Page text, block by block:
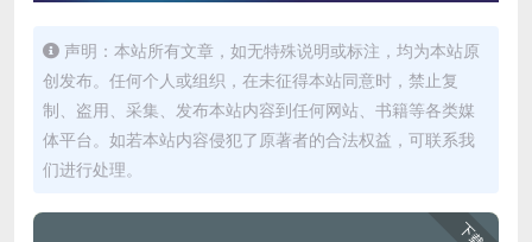
声明：本站所有文章，如无特殊说明或标注，均为本站原
创发布。任何个人或组织，在未征得本站同意时，禁止复
制、盗用、采集、发布本站内容到任何网站、书籍等各类媒
体平台。如若本站内容侵犯了原著者的合法权益，可联系我
们进行处理。